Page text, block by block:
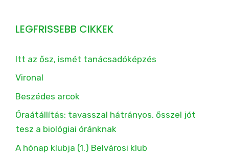
LEGFRISSEBB CIKKEK
Itt az ősz, ismét tanácsadóképzés
Vironal
Beszédes arcok
Óraátállítás: tavasszal hátrányos, ősszel jót
tesz a biológiai óránknak
A hónap klubja (1.) Belvárosi klub